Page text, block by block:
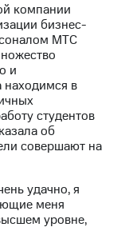
компании
бизнес-
МТС
и
находимся в
студентов
об
совершают на
удачно, я
меня
уровне,